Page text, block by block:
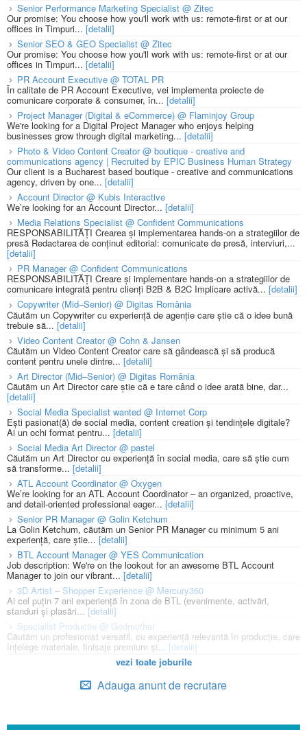
Senior Performance Marketing Specialist @ Zitec
Our promise: You choose how you'll work with us: remote-first or at our
offices in Timpuri... [detalii]
Senior SEO & GEO Specialist @ Zitec
Our promise: You choose how you'll work with us: remote-first or at our
offices in Timpuri... [detalii]
PR Account Executive @ TOTAL PR
În calitate de PR Account Executive, vei implementa proiecte de
comunicare corporate & consumer, în... [detalii]
Project Manager (Digital & eCommerce) @ Flaminjoy Group
We're looking for a Digital Project Manager who enjoys helping
businesses grow through digital marketing... [detalii]
Photo & Video Content Creator @ boutique - creative and
communications agency | Recruited by EPIC Business Human Strategy
Our client is a Bucharest based boutique - creative and communications
agency, driven by one... [detalii]
Account Director @ Kubis Interactive
We’re looking for an Account Director... [detalii]
Media Relations Specialist @ Confident Communications
RESPONSABILITĂȚI Crearea și implementarea hands-on a strategiilor de
presă Redactarea de conținut editorial: comunicate de presă, interviuri,...
[detalii]
PR Manager @ Confident Communications
RESPONSABILITĂȚI Creare și implementare hands-on a strategiilor de
comunicare integrată pentru clienți B2B & B2C Implicare activă... [detalii]
Copywriter (Mid–Senior) @ Digitas România
Căutăm un Copywriter cu experiență de agenție care știe că o idee bună
trebuie să... [detalii]
Video Content Creator @ Cohn & Jansen
Căutăm un Video Content Creator care să gândească și să producă
content pentru unele dintre... [detalii]
Art Director (Mid–Senior) @ Digitas România
Căutăm un Art Director care știe că e tare când o idee arată bine, dar...
[detalii]
Social Media Specialist wanted @ Internet Corp
Ești pasionat(ă) de social media, content creation și tendințele digitale?
Ai un ochi format pentru... [detalii]
Social Media Art Director @ pastel
Căutăm un Art Director cu experiență în social media, care să știe cum
să transforme... [detalii]
ATL Account Coordinator @ Oxygen
We’re looking for an ATL Account Coordinator – an organized, proactive,
and detail-oriented professional eager... [detalii]
Senior PR Manager @ Golin Ketchum
La Golin Ketchum, căutăm un Senior PR Manager cu minimum 5 ani
experiență, care știe... [detalii]
BTL Account Manager @ YES Communication
Job description: We're on the lookout for an awesome BTL Account
Manager to join our vibrant... [detalii]
3D Artist – Shopper Experience @ Mercury360
Ai cel puțin 7 ani experiență în zona de BTL (evenimente, activări,
standuri și plasări... [detalii]
Specialist Productie @ Godmother
Căutăm un profesionist versatil, cu experiență relevantă în producție, care
înțelege materiale, finisaje premium și... [detalii]
vezi toate joburile
Adauga anunt de recrutare